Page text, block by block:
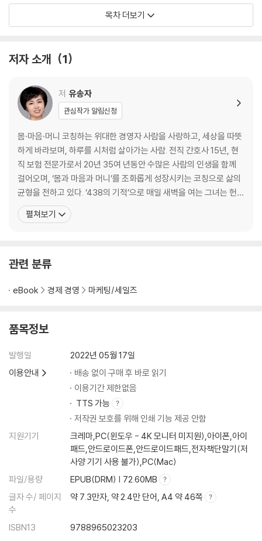
04 5남매를 두고 떠나신 아버지
08 미래의 내 이름을 불러주세요
10 우리 아침 먹고 산에 가요
11 찾아가는 가정 방문 전문 간호사
12 유과장이 왜 보험설계사를 해?
13 고객 재방문의 비밀
14 하늘색 원피스
PART2 신난다 내 인생
영업 성공1법칙
머릿속으로 생각만 하지 말고 일단 만나라
영업 성공3법칙
영업 성공4법칙
가족부터 챙겨라
전화로 반갑게 만나자
영업 성공7법칙
고객이 편하면 나도 편하다
보험 필요할 때 생각나는 사람이 되자
영업 성공9법칙
당당하게 영업하자
영업 성공11법칙
모임에서 성실의 아이콘, 따뜻한 사람이 되어라
영업 성공12법칙
잘하는 사람을 따라하라
목차 더보기
저자 소개 1
저 유송자
관심작가 알림신청
몸·마음·머니 코칭하는 위대한 경영자 사람을 사랑하고, 세상을 따뜻
하게 바라보며, 하루를 시처럼 살아가는 사람. 전직 간호사 15년, 현
직 보험 전문가로서 20년 35여 년동안 수많은 사람의 인생을 함께
걸어오며, ‘몸과 마음과 머니’를 조화롭게 성장시키는 코칭으로 삶의
균형을 전하고 있다. ‘438의 기적’으로 매일 새벽을 여는 그녀는 헌혈
서포터즈, 웃음치료사, 토행독, 북팟지기, KPC카네기클럽회원, 위대
한 경영자 그리고 시인으로 나눔과 공헌의 삶을 실천하고 있다. 그녀
펼쳐보기
관련 분류
eBook 경제 경영 마케팅/세일즈
품목정보
발행일
2022년 05월 17일
이용안내
배송 없이 구매 후 바로 읽기
이용기간 제한없음
TTS 가능
저작권 보호를 위해 인쇄 기능 제공 안함
지원기기
크레마,PC(윈도우 - 4K 모니터 미지원),아이폰,아이
패드,안드로이드폰,안드로이드패드,전자책단말기(저
사양 기기 사용 불가),PC(Mac)
파일/용량
EPUB(DRM) | 72.60MB
글자 수/ 페이지
수
약 7.3만자, 약 2.4만 단어, A4 약 46쪽
ISBN13 9788965023203